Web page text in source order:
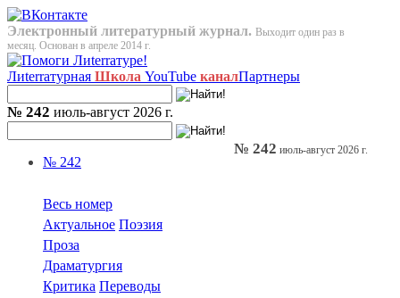
Электронный литературный журнал. Выходит один раз в
месяц. Основан в апреле 2014 г.
Лиterraтурная Школа YouTube каналПартнеры
№ 242 июль-август 2026 г.
№ 242
Весь номер
Актуальное Поэзия
Проза
Драматургия
Критика Переводы
№ 242 июль-август 2026 г.